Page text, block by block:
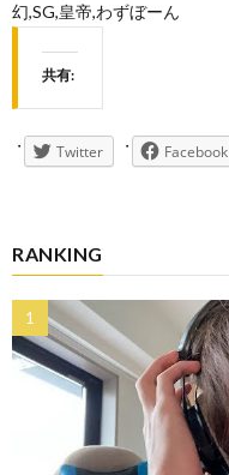
幻,SG,皇帝,わずぼーん
共有:
Twitter Facebook
RANKING